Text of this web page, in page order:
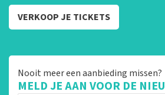
VERKOOP JE TICKETS
Nooit meer een aanbieding missen?
MELD JE AAN VOOR DE